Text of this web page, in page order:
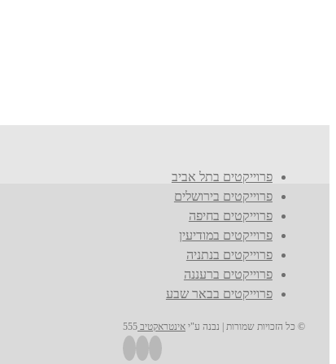
פרוייקטים בתל אביב
פרוייקטים בירושלים
פרוייקטים בחיפה
פרוייקטים במודיעין
פרוייקטים בנתניה
פרוייקטים ברעננה
פרוייקטים בבאר שבע
© כל הזכויות שמורות | נבנה ע"י אינטראקטיב 555